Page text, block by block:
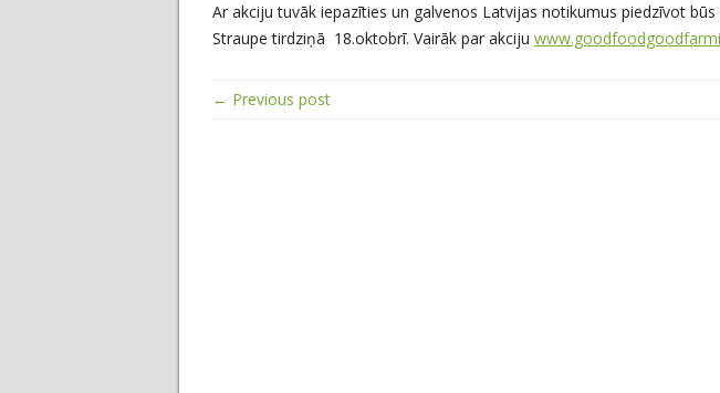
Ar akciju tuvāk iepazīties un galvenos Latvijas notikumus piedzīvot
Straupe tirdziņā 18.oktobrī. Vairāk par akciju
← Previous post